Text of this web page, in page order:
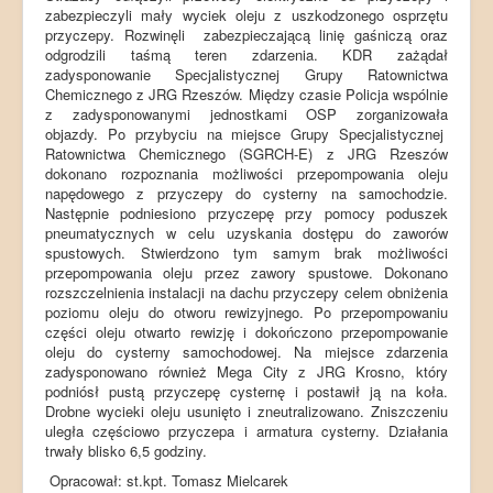
zabezpieczyli mały wyciek oleju z uszkodzonego osprzętu
przyczepy. Rozwinęli zabezpieczającą linię gaśniczą oraz
odgrodzili taśmą teren zdarzenia. KDR zażądał
zadysponowanie Specjalistycznej Grupy Ratownictwa
Chemicznego z JRG Rzeszów. Między czasie Policja wspólnie
z zadysponowanymi jednostkami OSP zorganizowała
objazdy. Po przybyciu na miejsce Grupy Specjalistycznej
Ratownictwa Chemicznego (SGRCH-E) z JRG Rzeszów
dokonano rozpoznania możliwości przepompowania oleju
napędowego z przyczepy do cysterny na samochodzie.
Następnie podniesiono przyczepę przy pomocy poduszek
pneumatycznych w celu uzyskania dostępu do zaworów
spustowych. Stwierdzono tym samym brak możliwości
przepompowania oleju przez zawory spustowe. Dokonano
rozszczelnienia instalacji na dachu przyczepy celem obniżenia
poziomu oleju do otworu rewizyjnego. Po przepompowaniu
części oleju otwarto rewizję i dokończono przepompowanie
oleju do cysterny samochodowej. Na miejsce zdarzenia
zadysponowano również Mega City z JRG Krosno, który
podniósł pustą przyczepę cysternę i postawił ją na koła.
Drobne wycieki oleju usunięto i zneutralizowano. Zniszczeniu
uległa częściowo przyczepa i armatura cysterny. Działania
trwały blisko 6,5 godziny.
Opracował: st.kpt. Tomasz Mielcarek